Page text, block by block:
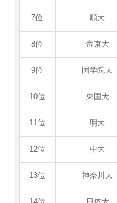
7位 順大
8位 帝京大
9位 国学院大
10位 東国大
11位 明大
12位 中大
13位 神奈川大